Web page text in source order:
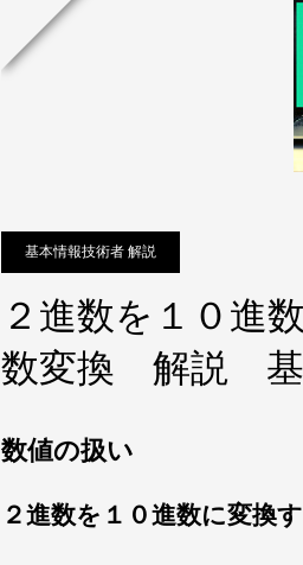
基本情報技術者 解説
２進数を１０
数変換 解説 基
数値の扱い
２進数を１０進数に変換